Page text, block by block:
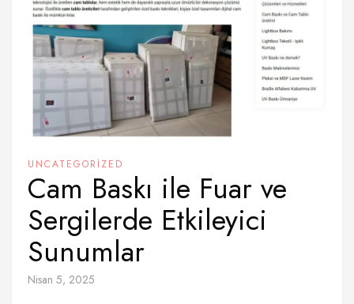
UNCATEGORIZED
Cam Baskı ile Fuar ve
Sergilerde Etkileyici
Sunumlar
Nisan 5, 2025